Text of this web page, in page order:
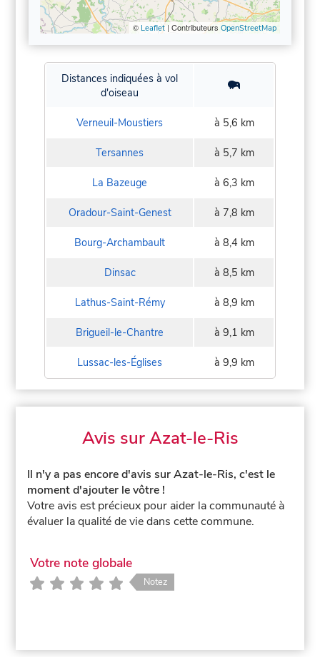
© Leaflet| Contributeurs OpenStreetMap
Distances indiquées à vol
d'oiseau
Verneuil-Moustiers à 5,6 km
Tersannes à 5,7 km
La Bazeuge à 6,3 km
Oradour-Saint-Genest à 7,8 km
Bourg-Archambault à 8,4 km
Dinsac à 8,5 km
Lathus-Saint-Rémy à 8,9 km
Brigueil-le-Chantre à 9,1 km
Lussac-les-Églises à 9,9 km
Avis sur Azat-le-Ris
Il n'y a pas encore d'avis sur Azat-le-Ris, c'est le
moment d'ajouter le vôtre !
Votre avis est précieux pour aider la communauté à
évaluer la qualité de vie dans cette commune.
Votre note globale
Notez